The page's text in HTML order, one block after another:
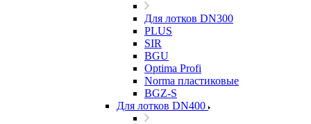
Для лотков DN300
PLUS
SIR
BGU
Optima Profi
Norma пластиковые
BGZ-S
Для лотков DN400